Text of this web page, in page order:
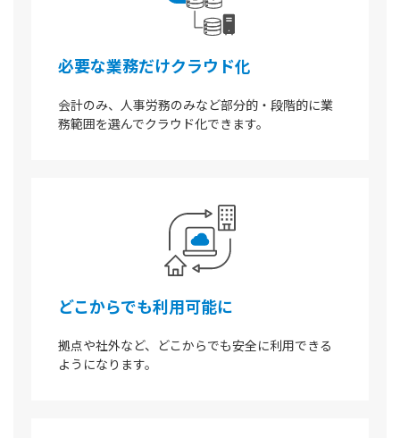
必要な業務だけクラウド化
会計のみ、人事労務のみなど部分的・段階的に業
務範囲を選んでクラウド化できます。
どこからでも利用可能に
拠点や社外など、どこからでも安全に利用できる
ようになります。